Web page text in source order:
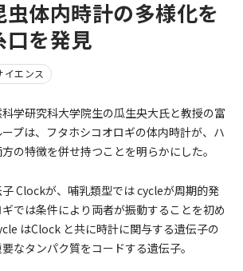
虫体内時計の多様化を
口を発見
イエンス
学研究科大学院生の瓜生央大氏と教授の富
プは、フタホシコオロギの体内時計が、ハ
の特徴を併せ持つことを明らかにした。
Clockが、哺乳類型では cycleが周期的発
では条件により両者が振動することを初め
はClock と共に時計に関与する遺伝子の
なタンパク質をコードする遺伝子。